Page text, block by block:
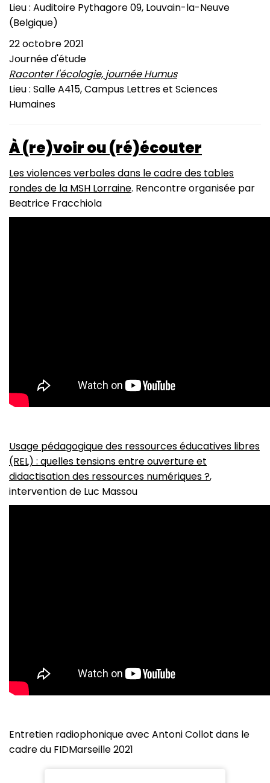
Lieu : Auditoire Pythagore 09, Louvain-la-Neuve
(Belgique)
22 octobre 2021
Journée d'étude
Raconter l'écologie, journée Humus
Lieu : Salle A415, Campus Lettres et Sciences
Humaines
À (re)voir ou (ré)écouter
Les violences verbales dans le cadre des tables
rondes de la MSH Lorraine. Rencontre organisée par
Beatrice Fracchiola
Usage pédagogique des ressources éducatives libres
(REL) : quelles tensions entre ouverture et
didactisation des ressources numériques ?,
intervention de Luc Massou
Entretien radiophonique avec Antoni Collot dans le
cadre du FIDMarseille 2021